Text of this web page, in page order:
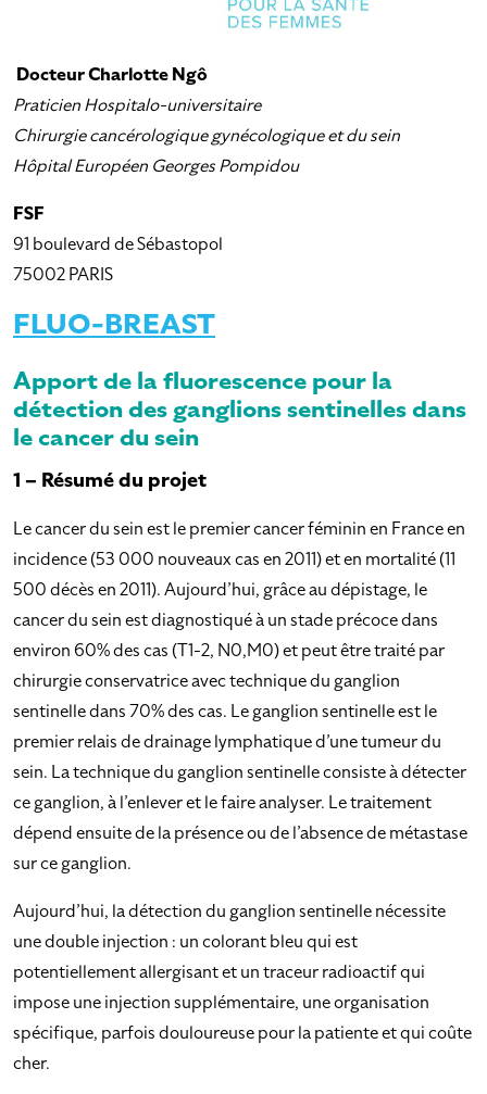
Docteur Charlotte Ngô
Praticien Hospitalo-universitaire
Chirurgie cancérologique gynécologique et du sein
Hôpital Européen Georges Pompidou
FSF
91 boulevard de Sébastopol
75002 PARIS
FLUO-BREAST
Apport de la fluorescence pour la
détection des ganglions sentinelles dans
le cancer du sein
1 – Résumé du projet
Le cancer du sein est le premier cancer féminin en France en
incidence (53 000 nouveaux cas en 2011) et en mortalité (11
500 décès en 2011). Aujourd’hui, grâce au dépistage, le
cancer du sein est diagnostiqué à un stade précoce dans
environ 60% des cas (T1-2, N0,M0) et peut être traité par
chirurgie conservatrice avec technique du ganglion
sentinelle dans 70% des cas. Le ganglion sentinelle est le
premier relais de drainage lymphatique d’une tumeur du
sein. La technique du ganglion sentinelle consiste à détecter
ce ganglion, à l’enlever et le faire analyser. Le traitement
dépend ensuite de la présence ou de l’absence de métastase
sur ce ganglion.
Aujourd’hui, la détection du ganglion sentinelle nécessite
une double injection : un colorant bleu qui est
potentiellement allergisant et un traceur radioactif qui
impose une injection supplémentaire, une organisation
spécifique, parfois douloureuse pour la patiente et qui coûte
cher.